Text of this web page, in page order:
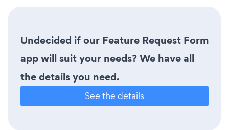
Undecided if our Feature Request Form
app will suit your needs? We have all
the details you need.
See the details